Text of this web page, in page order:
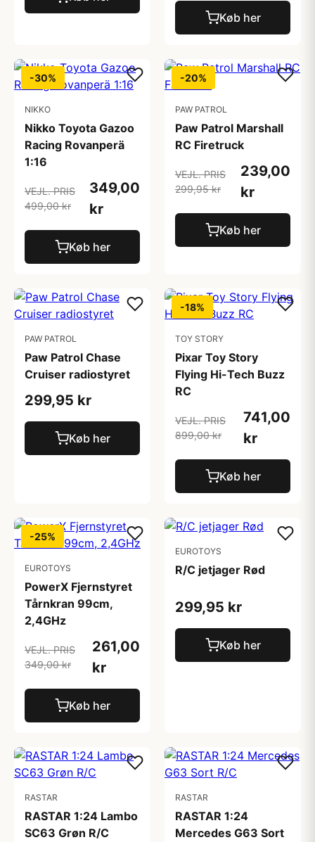
Køb her
-30%
NIKKO
Nikko Toyota Gazoo
Racing Rovanperä
1:16
VEJL. PRIS
499,00 kr
349,00
kr
Køb her
-20%
PAW PATROL
Paw Patrol Marshall
RC Firetruck
VEJL. PRIS
299,95 kr
239,00
kr
Køb her
PAW PATROL
Paw Patrol Chase
Cruiser radiostyret
299,95 kr
Køb her
-18%
TOY STORY
Pixar Toy Story
Flying Hi-Tech Buzz
RC
VEJL. PRIS
899,00 kr
741,00
kr
Køb her
-25%
EUROTOYS
PowerX Fjernstyret
Tårnkran 99cm,
2,4GHz
VEJL. PRIS
349,00 kr
261,00
kr
Køb her
EUROTOYS
R/C jetjager Rød
299,95 kr
Køb her
RASTAR
RASTAR 1:24 Lambo
SC63 Grøn R/C
RASTAR
RASTAR 1:24
Mercedes G63 Sort